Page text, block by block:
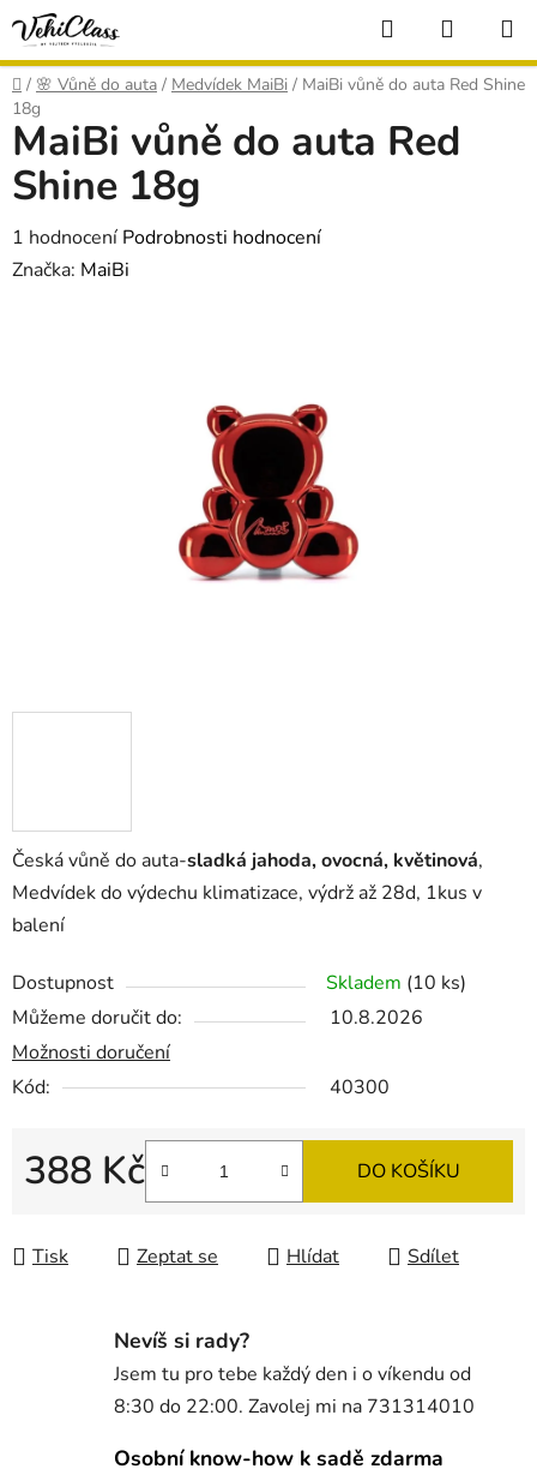
Přejít
obsah
Hledat
KOŠÍK
Domů
/ 🌸 Vůně do auta / Medvídek MaiBi / MaiBi vůně do auta Red Shine
18g
Česká vůně do auta-sladká jahoda, ovocná, květinová,
Medvídek do výdechu klimatizace, výdrž až 28d, 1kus v
balení
Dostupnost Skladem (10 ks)
Můžeme doručit do:
10.8.2026
Možnosti doručení
Kód:
40300
388 Kč DO KOŠÍKU
Tisk Zeptat se Hlídat Sdílet
MaiBi vůně do auta Red
Shine 18g
Průměrné
hodnocení
1 hodnocení Podrobnosti hodnocení
Značka: MaiBi
Nevíš si rady?
Jsem tu pro tebe každý den i o víkendu od
8:30 do 22:00. Zavolej mi na 731314010
Osobní know-how k sadě zdarma